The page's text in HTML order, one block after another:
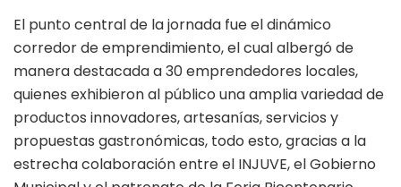
El punto central de la jornada fue el dinámico
corredor de emprendimiento, el cual albergó de
manera destacada a 30 emprendedores locales,
quienes exhibieron al público una amplia variedad de
productos innovadores, artesanías, servicios y
propuestas gastronómicas, todo esto, gracias a la
estrecha colaboración entre el INJUVE, el Gobierno